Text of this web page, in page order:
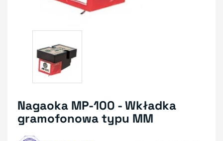
Nagaoka MP-100 - Wkładka
gramofonowa typu MM